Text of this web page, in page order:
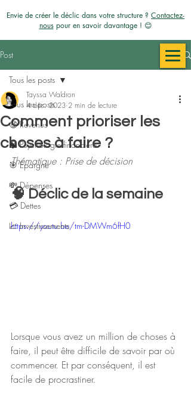
Envie de créer le déclic dans votre structure ? Contactez-
nouspour en savoir davantage ! 😊
Post
Tous les posts
🤑 Revenus
🧠 Psychologie financière
🎯 Épargne
💸 Dépenses
💳​ Dettes
📈 Investissements
Tous les posts
Comment prioriser les
choses à faire ?
Tayssa Waldron
4 déc. 2023 2 min de lecture
Thématique : Prise de décision
🧠 Déclic de la semaine
https://youtu.be/tm-DMWm6fH0
Lorsque vous avez un million de choses à
faire, il peut être difficile de savoir par où
commencer. Et par conséquent, il est
facile de procrastiner.